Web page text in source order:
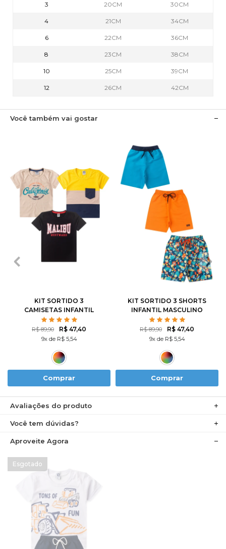
3 20CM 30CM
4 21CM 34CM
6 22CM 36CM
8 23CM 38CM
10 25CM 39CM
12 26CM 42CM
Você também vai gostar
2 3 4
KIT SORTIDO 3
CAMISETAS INFANTIL
MASCULINO AVULSO
R$ 89,90 R$ 47,40
9x de R$ 5,54
Comprar
3 4 6
10 12
KIT SORTIDO 3 SHORTS
INFANTIL MASCULINO
AVULSO
R$ 89,90 R$ 47,40
9x de R$ 5,54
Comprar
Avaliações do produto
Você tem dúvidas?
Aproveite Agora